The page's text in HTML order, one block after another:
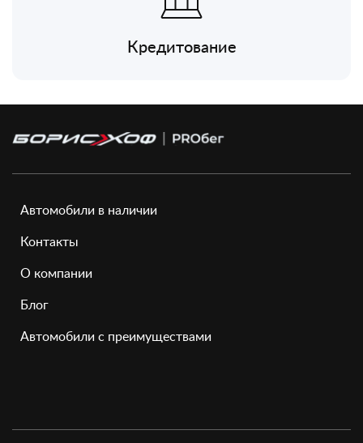
Кредитование
Автомобили в наличии
Контакты
О компании
Блог
Автомобили с преимуществами